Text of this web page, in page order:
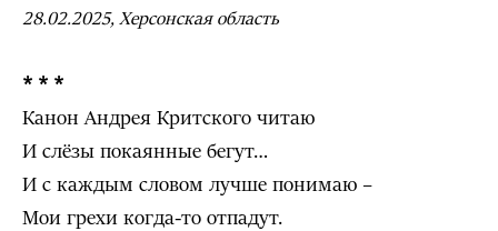
28.02.2025, Херсонская область
* * *
Канон Андрея Критского читаю
И слёзы покаянные бегут…
И с каждым словом лучше понимаю –
Мои грехи когда-то отпадут.